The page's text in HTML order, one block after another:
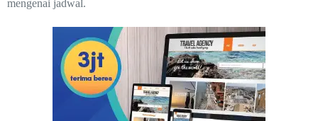
mengenai jadwal.